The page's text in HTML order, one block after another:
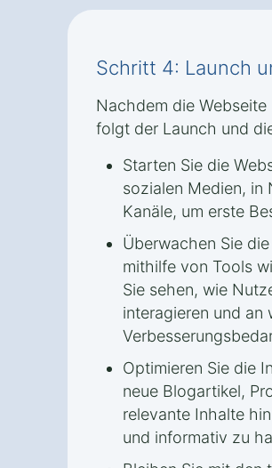
Schritt 4: Launch
Nachdem die
folgt der Launch und
Starten Sie die
sozialen Medien, in
Kanäle, um erste
Überwachen Sie
mithilfe von Tools
Sie sehen, wie
interagieren und an
Optimieren Sie die
neue Blogartikel,
relevante Inhalte
und informativ zu